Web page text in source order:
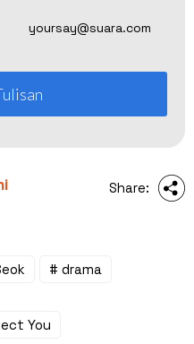
yoursay@suara.com
Share:
# drama
You